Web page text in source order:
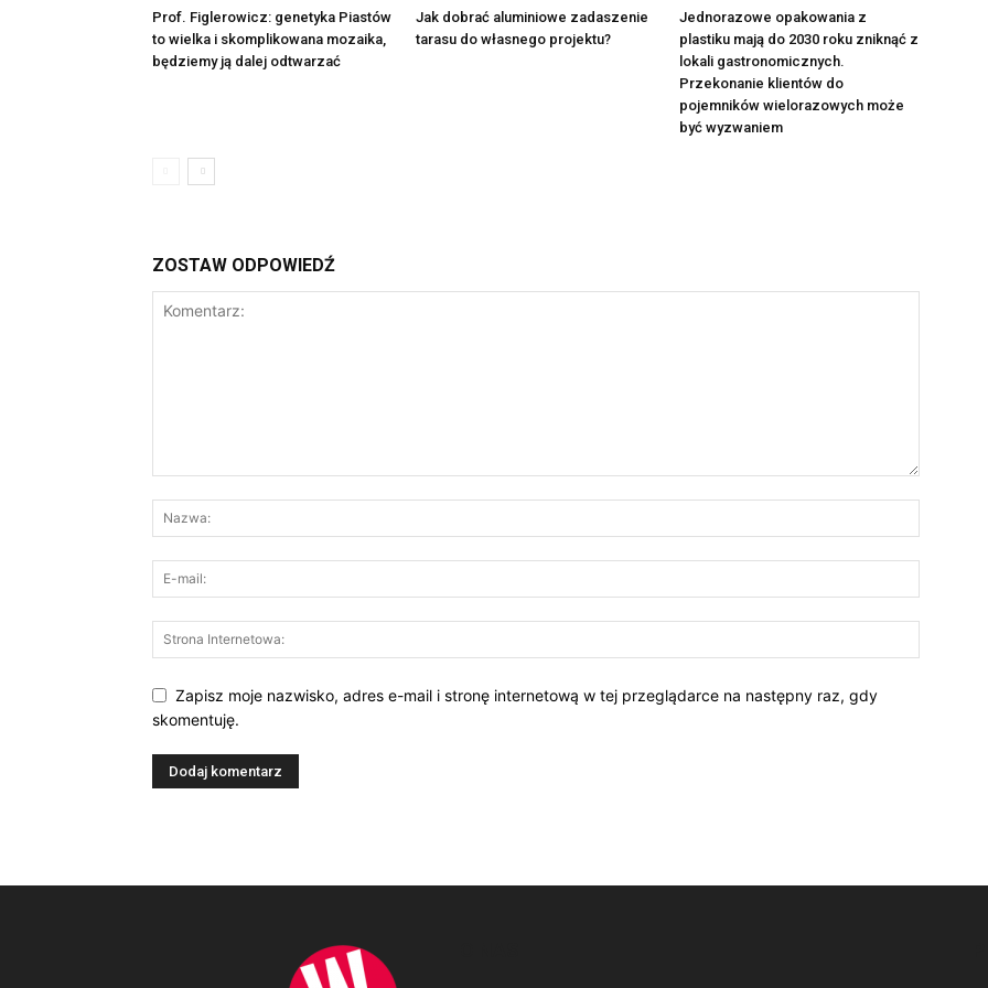
Prof. Figlerowicz: genetyka Piastów
to wielka i skomplikowana mozaika,
będziemy ją dalej odtwarzać
Jak dobrać aluminiowe zadaszenie
tarasu do własnego projektu?
Jednorazowe opakowania z
plastiku mają do 2030 roku zniknąć z
lokali gastronomicznych.
Przekonanie klientów do
pojemników wielorazowych może
być wyzwaniem
ZOSTAW ODPOWIEDŹ
Zapisz moje nazwisko, adres e-mail i stronę internetową w tej przeglądarce na następny raz, gdy
skomentuję.